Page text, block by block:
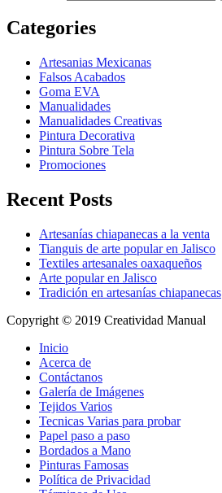
Categories
Artesanias Mexicanas
Falsos Acabados
Goma EVA
Manualidades
Manualidades Creativas
Pintura Decorativa
Pintura Sobre Tela
Promociones
Recent Posts
Artesanías chiapanecas a la venta
Tianguis de arte popular en Jalisco
Textiles artesanales oaxaqueños
Arte popular en Jalisco
Tradición en artesanías chiapanecas
Copyright © 2019 Creatividad Manual
Inicio
Acerca de
Contáctanos
Galería de Imágenes
Tejidos Varios
Tecnicas Varias para probar
Papel paso a paso
Bordados a Mano
Pinturas Famosas
Política de Privacidad